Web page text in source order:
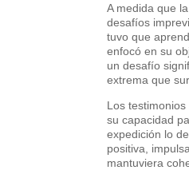
A medida que
desafíos
tuvo que
enfocó en su
un desafío
extrema que
Los
su capacidad
expedición lo
positiva,
mantuviera